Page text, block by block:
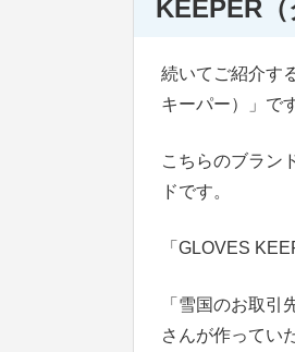
KEEPER（
続いてご紹介す
キーパー）」で
こちらのブラン
ドです。
「GLOVES
「雪国のお取
さんが作ってい